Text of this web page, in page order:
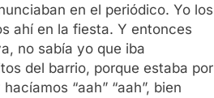
en el periódico. Yo los
ahí en la fiesta. Y entonces
no sabía yo que iba
del barrio, porque estaba por
“aah” “aah”, bien